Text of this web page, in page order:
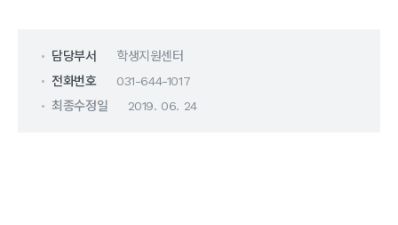
담당부서
학생지원센터
전화번호
031-644-1017
최종수정일
2019. 06. 24